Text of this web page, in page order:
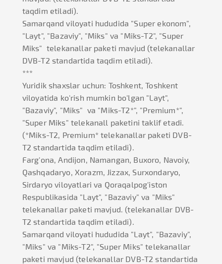
taqdim etiladi).
Samarqand viloyati hududida "Super ekonom",
"Layt", "Bazaviy", "Miks" va "Miks-T2", "Super
Miks" telekanallar paketi mavjud (telekanallar
DVB-T2 standartida taqdim etiladi).
***
Yuridik shaxslar uchun: Toshkent, Toshkent
viloyatida ko'rish mumkin bo'lgan "Layt",
"Bazaviy", "Miks" va "Miks-T2*", "Premium*",
"Super Miks" telekanall paketini taklif etadi.
(*Miks-T2, Premium* telekanallar paketi DVB-
T2 standartida taqdim etiladi).
Farg'ona, Andijon, Namangan, Buxoro, Navoiy,
Qashqadaryo, Xorazm, Jizzax, Surxondaryo,
Sirdaryo viloyatlari va Qoraqalpog'iston
Respublikasida "Layt", "Bazaviy" va "Miks"
telekanallar paketi mavjud. (telekanallar DVB-
T2 standartida taqdim etiladi).
Samarqand viloyati hududida "Layt", "Bazaviy",
"Miks" va "Miks-T2", "Super Miks" telekanallar
paketi mavjud (telekanallar DVB-T2 standartida